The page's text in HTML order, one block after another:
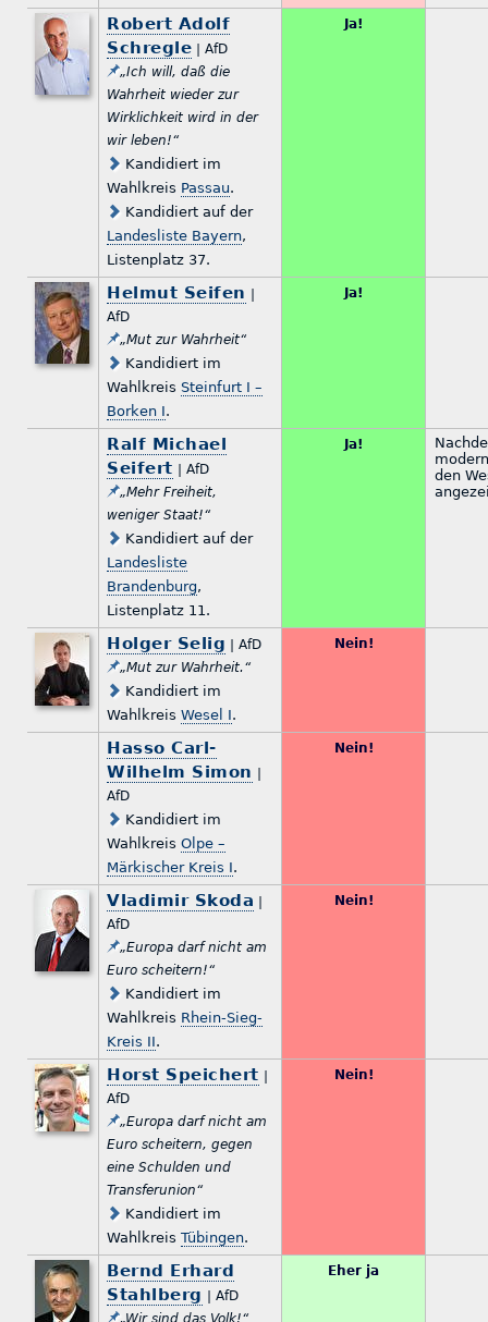
Robert Adolf
Schregle | AfD
„Ich will, daß die
Wahrheit wieder zur
Wirklichkeit wird in der
wir leben!“
Kandidiert im
Wahlkreis Passau.
Kandidiert auf der
Landesliste Bayern,
Listenplatz 37.
Ja!
Helmut Seifen
AfD
„Mut zur Wahrheit“
Kandidiert im
WahlkreisSteinfurt I –
Borken I.
Ja!
Ralf Michael
Seifert | AfD
„Mehr Freiheit,
weniger Staat!“
Kandidiert auf der
Landesliste
Brandenburg,
Listenplatz 11.
Ja!
den
Holger Selig | AfD
„Mut zur Wahrheit.“
Kandidiert im
WahlkreisWesel I.
Nein!
Hasso Carl-
Wilhelm Simon
AfD
Kandidiert im
WahlkreisOlpe –
Märkischer Kreis I.
Nein!
Vladimir Skoda
AfD
„Europa darf nicht am
Euro scheitern!“
Kandidiert im
Wahlkreis Rhein-Sieg-
Kreis II.
Nein!
Horst Speichert
AfD
„Europa darf nicht am
Euro scheitern, gegen
eine Schulden und
Transferunion“
Kandidiert im
WahlkreisTübingen.
Nein!
Bernd Erhard
Stahlberg
| AfD
Eher ja